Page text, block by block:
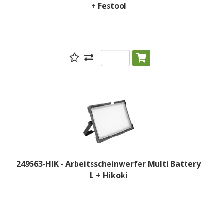
+ Festool
249563-HIK - Arbeitsscheinwerfer Multi Battery
L + Hikoki